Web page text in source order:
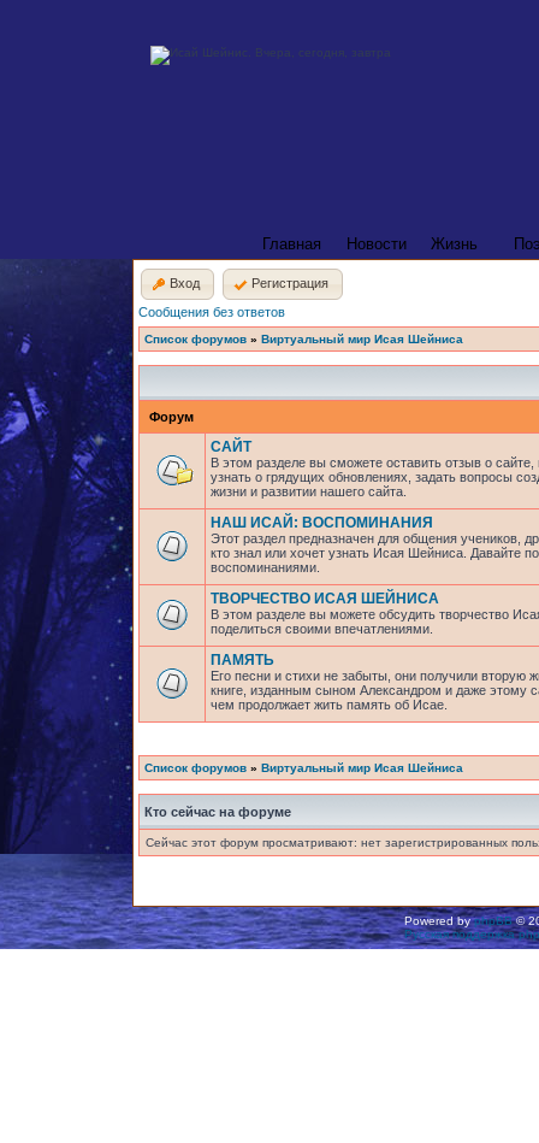
Главная Новости Жизнь
Вход
Регистрация
Сообщения без ответов
Список форумов » Виртуальный мир Исая Шейниса
Форум
САЙТ
В этом разделе вы сможете оставить отзыв о
узнать о грядущих обновлениях, задать вопросы
жизни и развитии нашего сайта.
НАШ ИСАЙ: ВОСПОМИНАНИЯ
Этот раздел предназначен для общения учеников,
кто знал или хочет узнать Исая Шейниса. Давайте
воспоминаниями.
ТВОРЧЕСТВО ИСАЯ ШЕЙНИСА
В этом разделе вы можете обсудить творчество
поделиться своими впечатлениями.
ПАМЯТЬ
Его песни и стихи не забыты, они получили вторую
книге, изданным сыном Александром и даже этому
чем продолжает жить память об Исае.
Список форумов » Виртуальный мир Исая Шейниса
Кто сейчас на форуме
Сейчас этот форум просматривают: нет зарегистрированных
Powered byphpBB©
Русская поддержка